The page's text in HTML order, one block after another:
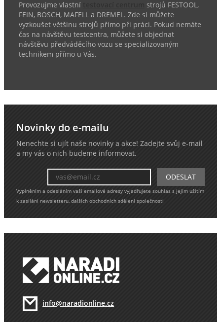
Provozujme vlastní
strojů FESTOOL,
FEIN, BOSCH, MAFELL a DREMEL. Zde si můžete
vyzkoušet většinu strojů přímo při práci. Pokud nemáte
čas na návštěvu testcentra, můžete si objednat
návštěvu předváděcího vozu se specializovaným
technikem přímo u Vás.
Novinky do e-mailu
Nenechte si ujít naše novinky a akce! Zadejte svůj e-mail
a my vás o nich budeme informovat.
Vyplněním a odesláním vaší emailové adresy vyjadřujete souhlas s jejím užitím
k zasílání newsletteru, dalších obchodních sdělení společnosti
info@naradionline.cz